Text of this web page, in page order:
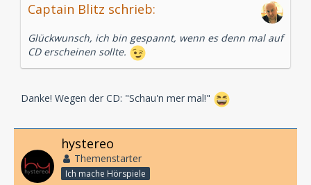
Captain Blitz schrieb:
Glückwunsch, ich bin gespannt, wenn es denn mal auf
CD erscheinen sollte.
Danke! Wegen der CD: "Schau'n mer mal!"
hystereo
Themenstarter
Ich mache Hörspiele